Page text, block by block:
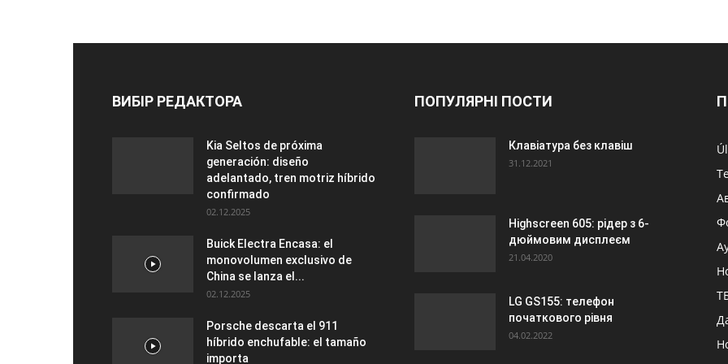
ВИБІР РЕДАКТОРА
Kia Seltos de próxima
generación: diseño
adelantado, tren motriz híbrido
confirmado
02.12.2025
Buick Electra Encasa: el
monovolumen exclusivo de
China se lanza el...
02.12.2025
Porsche descarta el 911
híbrido enchufable: el tamaño
importa
ПОПУЛЯРНІ ПОСТИ
Клавіатура без клавіш
31.12.2021
Highscreen 605: рідер з 6-
дюймовим дисплеєм
21.04.2020
LG GS155: телефон
початкового рівня
04.02.2022